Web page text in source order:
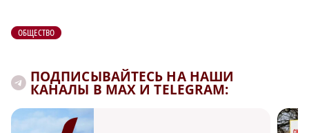
ОБЩЕСТВО
ПОДПИСЫВАЙТЕСЬ НА НАШИ
КАНАЛЫ В MAX И TELEGRAM: